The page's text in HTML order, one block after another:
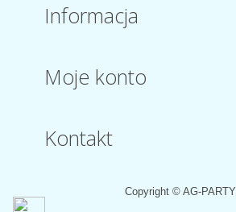
Informacja
Moje konto
Kontakt
Copyright © AG-PARTY